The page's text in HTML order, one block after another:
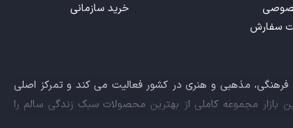
سفارش
خرید سازمانی
فرهنگی، مذهبی و هنری در کشور فعالیت می کند و تمرکز اصلی
بازار مجموعه کاملی از بهترین محصولات سبک زندگی سالم را